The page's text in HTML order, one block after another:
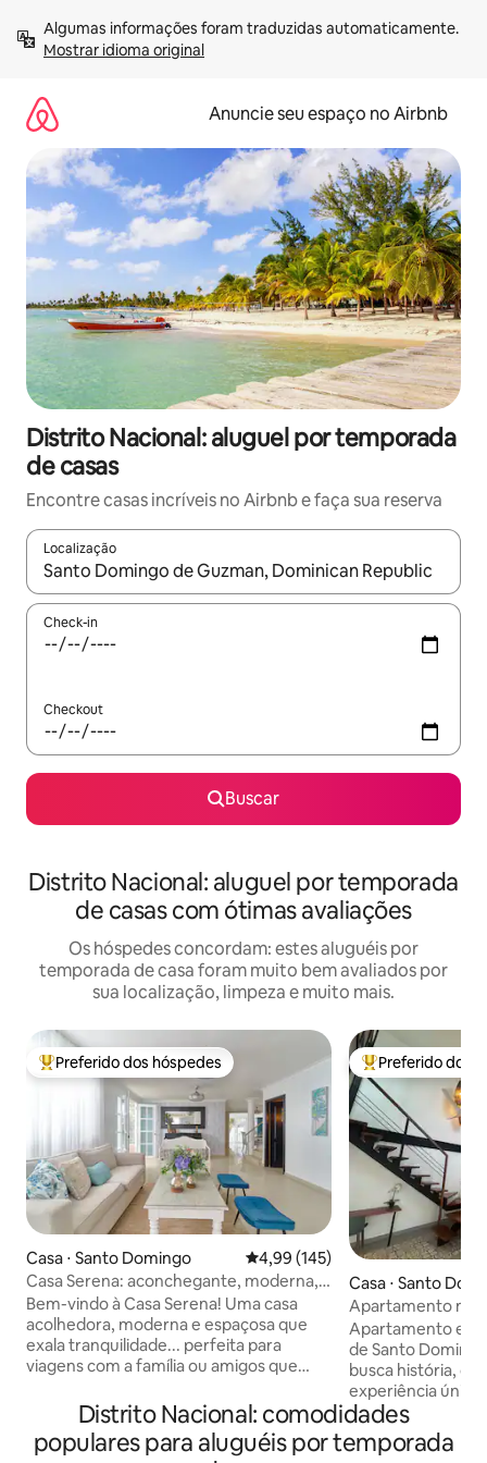
para
Mostrar idioma original
Anuncie seu espaço no Airbnb
Distrito Nacional: aluguel por temporada
de casas
Encontre casas incríveis no Airbnb e faça sua reserva
Localização
Quando os resultados estiverem disponíveis, explore-os
Check-in
Checkout
Buscar
Distrito Nacional: aluguel por temporada
de casas com ótimas avaliações
Os hóspedes concordam: estes aluguéis por
temporada de casa foram muito bem avaliados por
sua localização, limpeza e muito mais.
Entre os melhores preferidos dos hóspedes
Preferido dos hóspedes
Casa ⋅ Santo Domingo 4,99 de uma avaliação média de
4,99 (145)
Casa Serena: aconchegante, moderna,
espaçosa e tranquila
Bem-vindo à Casa Serena! Uma casa
acolhedora, moderna e espaçosa que
exala tranquilidade... perfeita para
viagens com a família ou amigos que
ideal para quem quer ficar em uma área
central de Santo Domingo, enquanto
também desfruta dos benefícios de um
Entre os
Preferido dos
Casa ⋅ Santo
Apartamento
Colonial
Apartamento
de Santo
busca história,
experiência
das regiões mais
cidade, este
charme colonial
Distrito Nacional: comodidades
populares para aluguéis por temporada